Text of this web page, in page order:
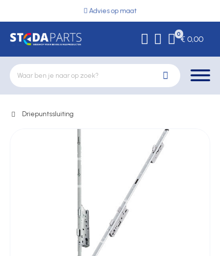
Advies op maat
0
€ 0,00
Deurbeslag
Elektrische vergrendeling
Hekwerkonderdelen
Driepuntssluiting